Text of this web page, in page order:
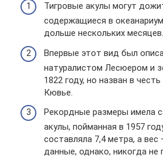
Тигровые акулы могут
содержащиеся в
дольше нескольких месяцев.
Впервые этот вид был
натуралистом Лесюером и
1822 году, но назван в
Кювье.
Рекордные размеры имела
акулы, пойманная в 1957
составляла 7,4 метра, а вес
данные, однако, никогда не